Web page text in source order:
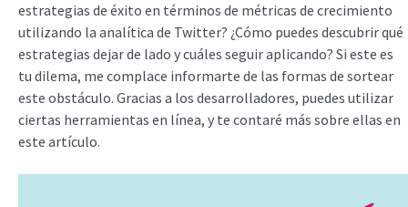
estrategias de éxito en términos de métricas de crecimiento
utilizando la analítica de Twitter? ¿Cómo puedes descubrir qué
estrategias dejar de lado y cuáles seguir aplicando? Si este es
tu dilema, me complace informarte de las formas de sortear
este obstáculo. Gracias a los desarrolladores, puedes utilizar
ciertas herramientas en línea, y te contaré más sobre ellas en
este artículo.